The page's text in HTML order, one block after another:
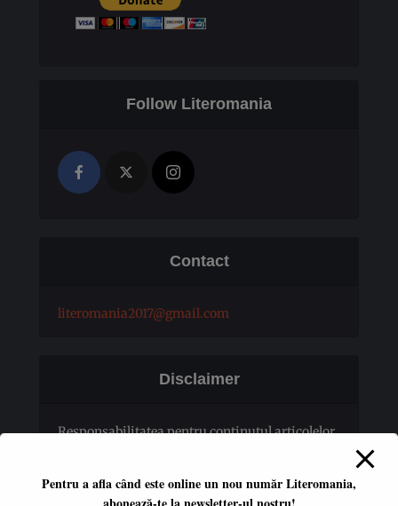
Follow Literomania
Contact
literomania2017@gmail.com
Disclaimer
Responsabilitatea pentru conţinutul articolelor
Pentru a afla când este online un nou număr Literomania,